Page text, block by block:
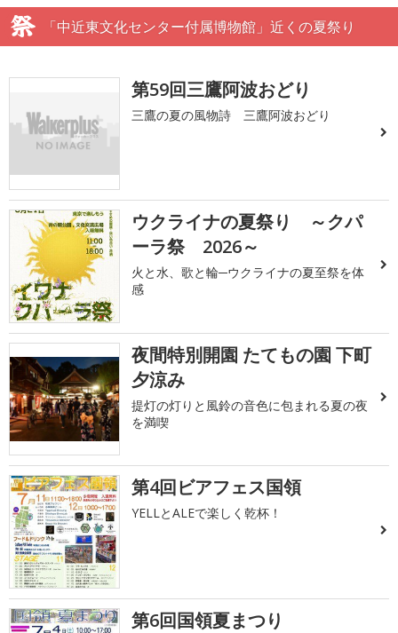
「中近東文化センター付属博物館」近くの夏祭り
第59回三鷹阿波おどり
三鷹の夏の風物詩 三鷹阿波おどり
ウクライナの夏祭り ～クパ
ーラ祭 2026～
火と水、歌と輪─ウクライナの夏至祭を体
感
夜間特別開園 たてもの園 下町
夕涼み
提灯の灯りと風鈴の音色に包まれる夏の夜
を満喫
第4回ビアフェス国領
YELLとALEで楽しく乾杯！
第6回国領夏まつり